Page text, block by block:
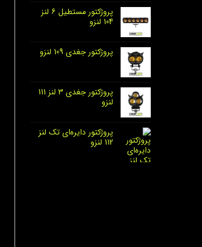
پروژکتور مستطیل 6 لنز
104 لنزو
پروژکتور جغدی 109 لنزو
پروژکتور جغدی 3 لنز 111
لنزو
پروژکتور دایره‌ای تک لنز
112 لنزو